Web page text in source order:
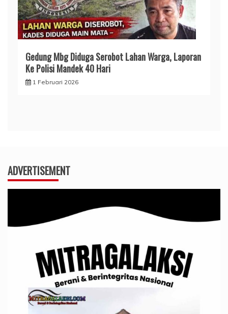
Gedung Mbg Diduga Serobot Lahan Warga, Laporan
Ke Polisi Mandek 40 Hari
1 Februari 2026
ADVERTISEMENT